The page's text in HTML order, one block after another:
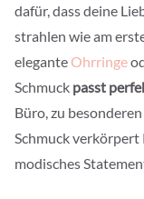
dafür, dass deine
strahlen wie am
elegante Ohrringe
Schmuck passt
Büro, zu
Schmuck
modisches